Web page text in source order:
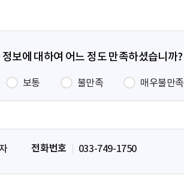
보에 대하여 어느 정도 만족하셨습니까?
보통 불만족 매우불만족
전화번호 033-749-1750